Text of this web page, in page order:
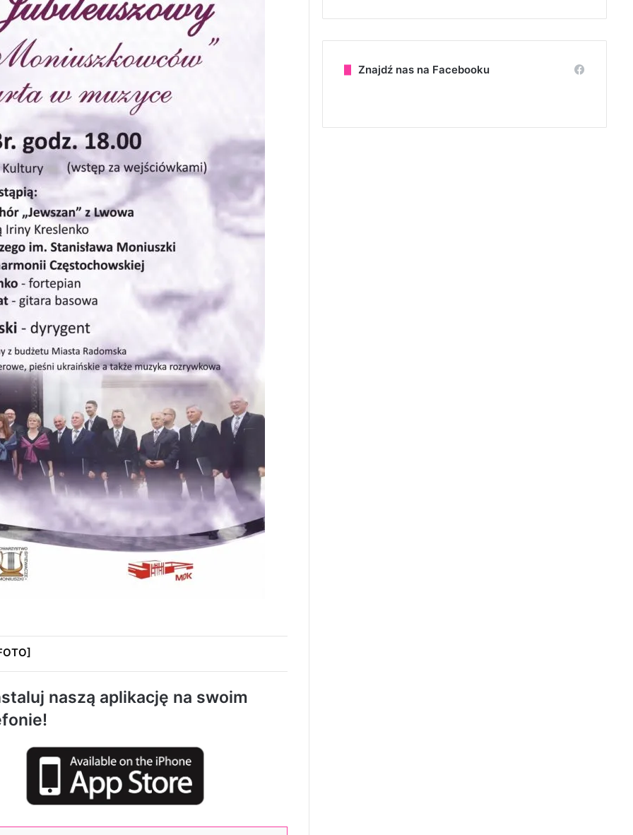
naszą aplikację na swoim
PUP w Radomsku ogłasza nabór wniosków
Trzeźwości
119 km/h w terenie zabudowanym. 37-
latek stracił prawo jazdy i zapłaci 4 tys. zł
Znajdź nas na Facebooku